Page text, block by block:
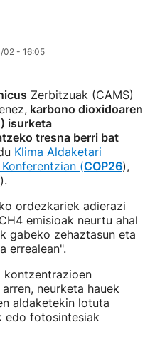
02 - 16:05
Zerbitzuak (CAMS)
karbono dioxidoaren
isurketa
tresna berri bat
Klima Aldaketari
(COP26),
ordezkariek adierazi
emisioak neurtu ahal
gabeko zehaztasun eta
errealean".
kontzentrazioen
neurketa hauek
aldaketekin lotuta
edo fotosintesiak